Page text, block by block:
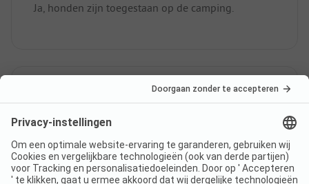
Ja, honden zijn toegestaan op de camping.
Campingplatz Oranienstein?
De prijzen voor Campingplatz Oranienstein kunnen
variëren afhankelijk van het verblijf (bijv. gekozen